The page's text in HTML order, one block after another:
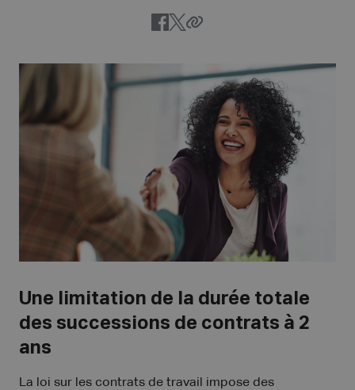
Une limitation de la durée totale
des successions de contrats à 2
ans
La loi sur les contrats de travail impose des